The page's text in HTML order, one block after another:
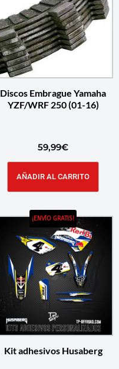
Discos Embrague Yamaha
YZF/WRF 250 (01-16)
59,99€
AÑADIR AL CARRITO
¡ENVÍO GRATIS!
Kit adhesivos Husaberg